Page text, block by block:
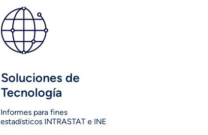
Soluciones de
Tecnología
Informes para fines
estadísticos INTRASTAT e INE